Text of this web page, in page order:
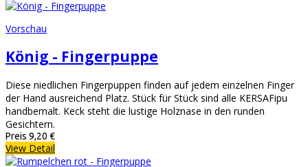
Vorschau
König - Fingerpuppe
Diese niedlichen Fingerpuppen finden auf jedem einzelnen Finger
der Hand ausreichend Platz. Stück für Stück sind alle KERSAFipu
handbemalt. Keck steht die lustige Holznase in den runden
Gesichtern.
Preis 9,20 €
View Detail